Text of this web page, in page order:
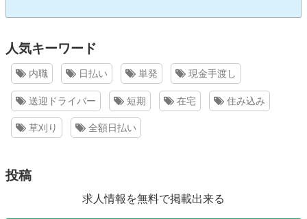
人気キーワード
内職 日払い 単発 現金手渡し
送迎ドライバー 短期 在宅 住み込み
草刈り 全額日払い
投稿
求人情報を無料で掲載出来る